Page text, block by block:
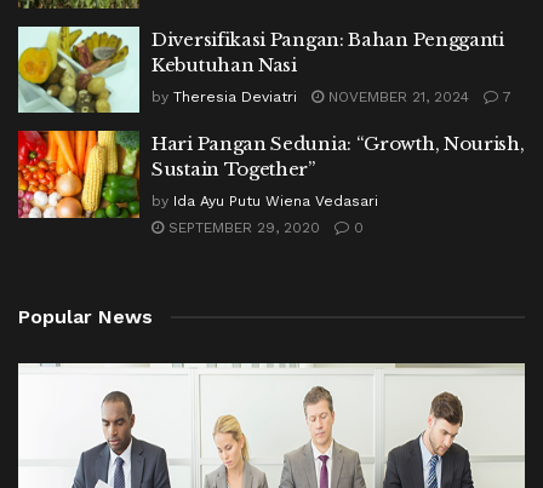
Diversifikasi Pangan: Bahan Pengganti
Kebutuhan Nasi
by Theresia Deviatri NOVEMBER 21, 2024 7
Hari Pangan Sedunia: “Growth, Nourish,
Sustain Together”
by Ida Ayu Putu Wiena Vedasari
SEPTEMBER 29, 2020
0
Popular News